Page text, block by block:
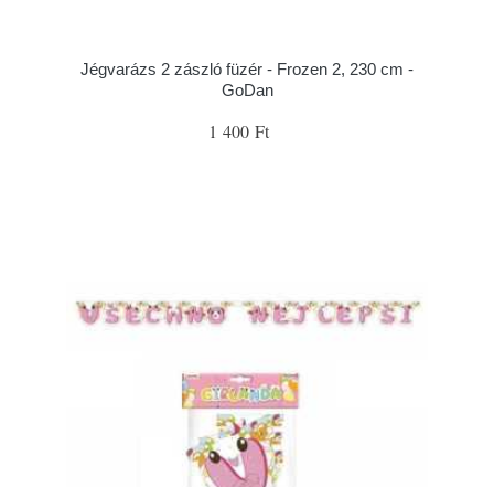
Jégvarázs 2 zászló füzér - Frozen 2, 230 cm -
GoDan
1 400 Ft